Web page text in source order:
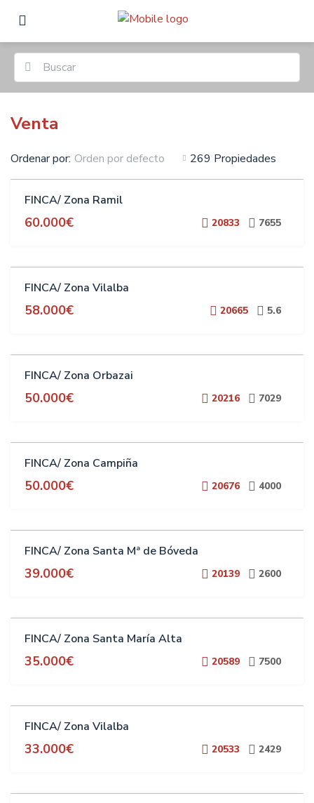
Venta
269 Propiedades
Ordenar por: Orden por defecto
FINCA/ Zona Ramil
60.000€ 20833 7655
FINCA/ Zona Vilalba
58.000€ 20665 5.6
FINCA/ Zona Orbazai
50.000€ 20216 7029
FINCA/ Zona Campiña
50.000€ 20676 4000
FINCA/ Zona Santa Mª de Bóveda
39.000€ 20139 2600
FINCA/ Zona Santa María Alta
35.000€ 20589 7500
FINCA/ Zona Vilalba
33.000€ 20533 2429